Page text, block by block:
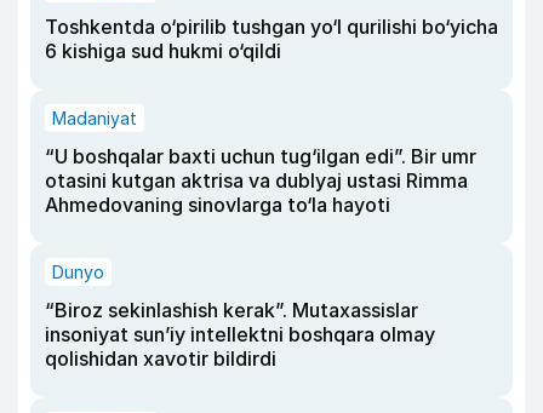
Toshkentda o‘pirilib tushgan yo‘l qurilishi bo‘yicha
6 kishiga sud hukmi o‘qildi
Madaniyat
“U boshqalar baxti uchun tug‘ilgan edi”. Bir umr
otasini kutgan aktrisa va dublyaj ustasi Rimma
Ahmedovaning sinovlarga to‘la hayoti
Dunyo
“Biroz sekinlashish kerak”. Mutaxassislar
insoniyat sun’iy intellektni boshqara olmay
qolishidan xavotir bildirdi